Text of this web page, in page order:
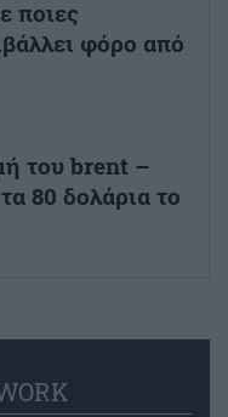
ποιες
φόρο από
του brent –
80 δολάρια το